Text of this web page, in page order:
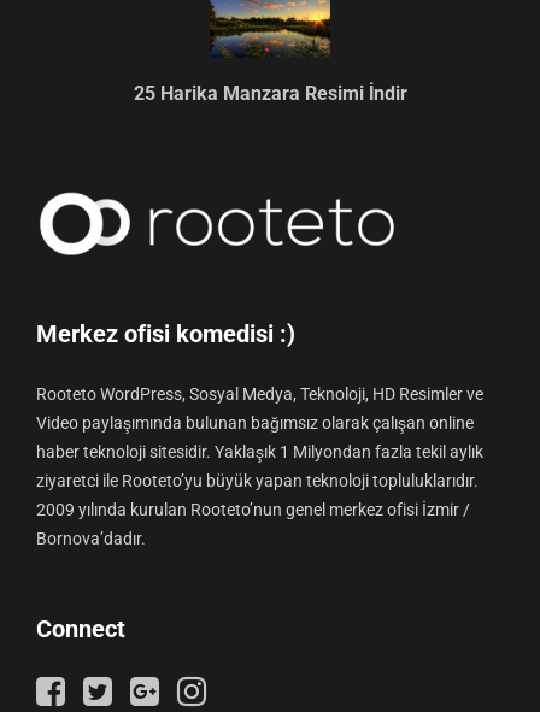
25 Harika Manzara Resimi İndir
Merkez ofisi komedisi :)
Rooteto WordPress, Sosyal Medya, Teknoloji, HD Resimler ve
Video paylaşımında bulunan bağımsız olarak çalışan online
haber teknoloji sitesidir. Yaklaşık 1 Milyondan fazla tekil aylık
ziyaretci ile Rooteto’yu büyük yapan teknoloji topluluklarıdır.
2009 yılında kurulan Rooteto’nun genel merkez ofisi İzmir /
Bornova’dadır.
Connect